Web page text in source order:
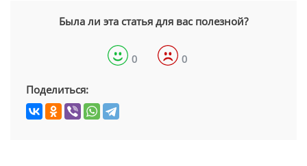
Была ли эта статья для вас полезной?
0 0
Поделиться: